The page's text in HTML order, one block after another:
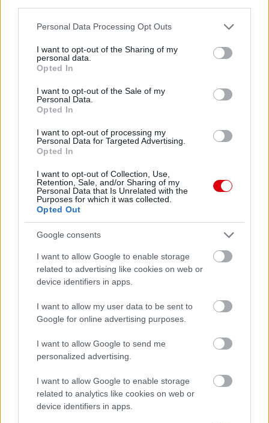
Please note that this website/app uses one or more Google
not limited to your visit or usage behaviour. You may click to
grant or deny consent to Google and its third-party tags to
use your data for below specified purposes in below Google
consent section.
Personal Data Processing Opt Outs
I want to opt-out of the Sharing of my
personal data.
Opted In
I want to opt-out of the Sale of my
Personal Data.
Opted In
I want to opt-out of processing my
Personal Data for Targeted Advertising.
Opted In
I want to opt-out of Collection, Use,
Retention, Sale, and/or Sharing of my
Personal Data that Is Unrelated with the
Purposes for which it was collected.
Opted Out
Google consents
I want to allow Google to enable storage
related to advertising like cookies on web or
device identifiers in apps.
I want to allow my user data to be sent to
Google for online advertising purposes.
I want to allow Google to send me
personalized advertising.
I want to allow Google to enable storage
related to analytics like cookies on web or
device identifiers in apps.
Meccs Center
Paris Saint-Germainvs